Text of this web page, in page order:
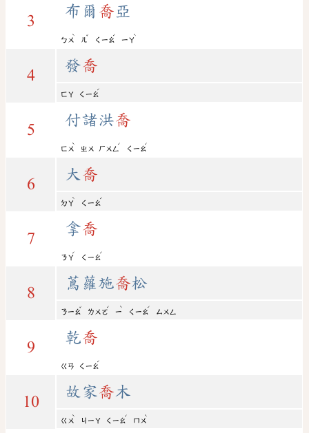
3
布爾 喬 亞
ㄅㄨ
ˋ
ㄦ
ˇ
ㄑㄧㄠ
ˊ
ㄧㄚ
ˋ
4
發喬
ㄈㄚ ㄑㄧㄠ
ˊ
5
付諸洪喬
ㄈㄨ
ˋ
ㄓㄨ ㄏㄨㄥ
ˊ
ㄑㄧㄠ
ˊ
6
大 喬
ㄉㄚ
ˋ
ㄑㄧㄠ
ˊ
7
拿喬
ㄋㄚ
ˊ
ㄑㄧㄠ
ˊ
8
蔦蘿施喬松
ㄋㄧㄠ
ˇ
ㄌㄨㄛ
ˊ
ㄧ
ˋ
ㄑㄧㄠ
ˊ
ㄙㄨㄥ
9
乾喬
ㄍㄢ ㄑㄧㄠ
ˊ
10
故家喬木
ㄍㄨ
ˋ
ㄐㄧㄚ ㄑㄧㄠ
ˊ
ㄇㄨ
ˋ